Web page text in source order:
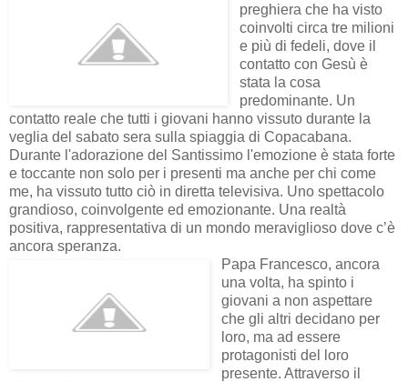
preghiera che ha visto
coinvolti circa tre milioni
e più di fedeli, dove il
contatto con Gesù è
stata la cosa
predominante. Un
contatto reale che tutti i giovani hanno vissuto durante la
veglia del sabato sera sulla spiaggia di Copacabana.
Durante l'adorazione del Santissimo l'emozione è stata forte
e toccante non solo per i presenti ma anche per chi come
me, ha vissuto tutto ciò in diretta televisiva. Uno spettacolo
grandioso, coinvolgente ed emozionante. Una realtà
positiva, rappresentativa di un mondo meraviglioso dove c’è
ancora speranza.
Papa Francesco, ancora
una volta, ha spinto i
giovani a non aspettare
che gli altri decidano per
loro, ma ad essere
protagonisti del loro
presente. Attraverso il